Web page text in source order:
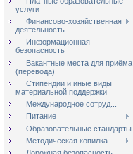
услуги
Финансово-хозяйственная
деятельность
Информационная
безопасность
Вакантные места для приёма
(перевода)
Стипендии и иные виды
материальной поддержки
Международное сотруд...
Питание
Образовательные стандарты
Методическая копилка